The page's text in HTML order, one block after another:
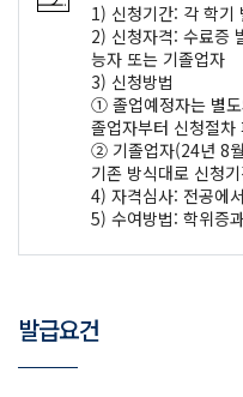
1) 신청기간: 각 학기
2) 신청자격: 수료증
능자 또는 기졸업자
3) 신청방법
① 졸업예정자는 별
졸업자부터 신청절
② 기졸업자(24년 8
기존 방식대로 신청
4) 자격심사: 전공에
5) 수여방법: 학위증
발급요건